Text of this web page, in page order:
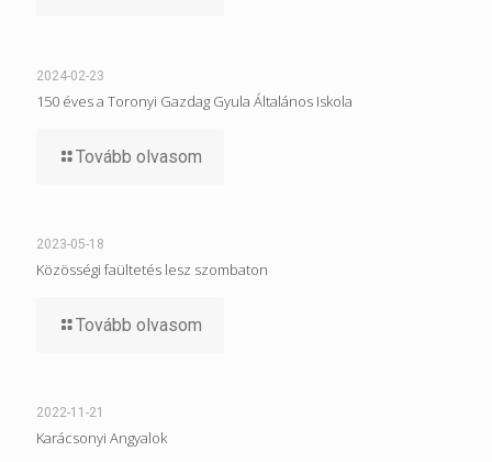
2024-02-23
150 éves a Toronyi Gazdag Gyula Általános Iskola
Tovább olvasom
2023-05-18
Közösségi faültetés lesz szombaton
Tovább olvasom
2022-11-21
Karácsonyi Angyalok